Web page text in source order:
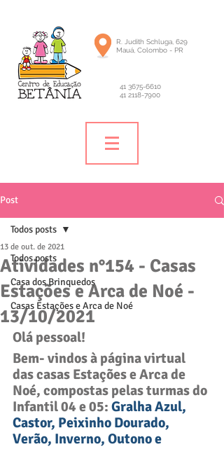
R. Judith Schluga, 629
Mauá, Colombo - PR
41 3675-6610
41 2118-7900
Post
Todos posts
Casa dos Brinquedos
Casas Estações e Arca de Noé
Todos posts
Atividades n°154 - Casas
Estações e Arca de Noé -
13/10/2021
13 de out. de 2021
Olá pessoal!
Bem- vindos à página virtual
das casas Estações e Arca de
Noé, compostas pelas turmas do
Infantil 04 e 05: Gralha Azul,
Castor, Peixinho Dourado,
Verão, Inverno, Outono e